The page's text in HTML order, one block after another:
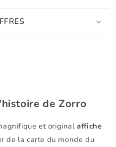
de Zorro
et originalaffiche
de la carte du monde du